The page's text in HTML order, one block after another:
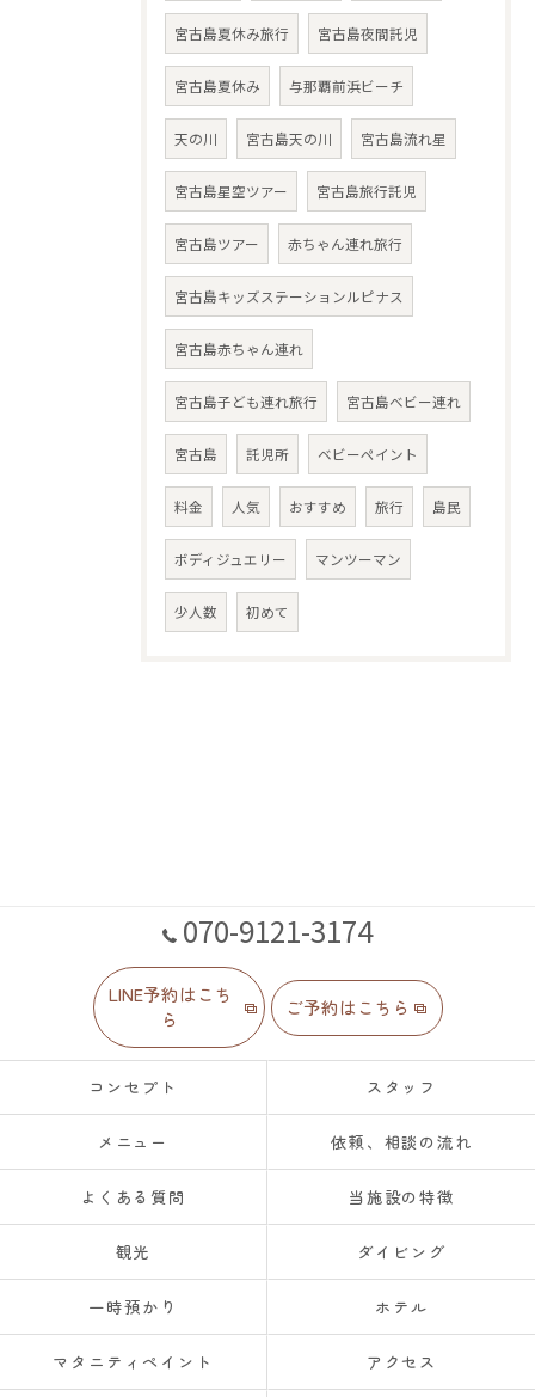
宮古島夏休み旅行 宮古島夜間託児
宮古島夏休み 与那覇前浜ビーチ
天の川 宮古島天の川 宮古島流れ星
宮古島星空ツアー 宮古島旅行託児
宮古島ツアー 赤ちゃん連れ旅行
宮古島キッズステーションルピナス
宮古島赤ちゃん連れ
宮古島子ども連れ旅行 宮古島ベビー連れ
宮古島 託児所 ベビーペイント
料金 人気 おすすめ 旅行 島民
ボディジュエリー マンツーマン
少人数 初めて
070-9121-3174
LINE予約はこち
ら
ご予約はこちら
コンセプト スタッフ
メニュー 依頼、相談の流れ
よくある質問 当施設の特徴
観光 ダイビング
一時預かり ホテル
マタニティペイント アクセス